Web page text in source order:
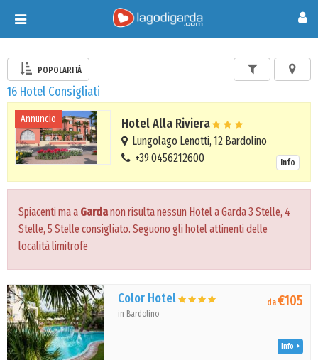
Toggle
navigation
POPOLARITÀ
16 Hotel Consigliati
Annuncio Hotel Alla Riviera
Lungolago Lenotti, 12 Bardolino
+39 0456212600
Info
Spiacenti ma a Gardanon risulta nessun Hotel a Garda 3 Stelle, 4
Stelle, 5 Stelle consigliato. Seguono gli hotel attinenti delle
località limitrofe
Color Hotel
in Bardolino
da€105
Info